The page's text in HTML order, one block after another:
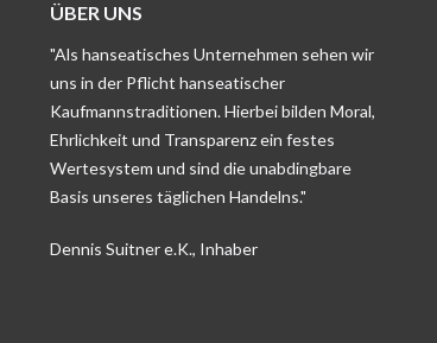
ÜBER UNS
"Als hanseatisches Unternehmen sehen wir
uns in der Pflicht hanseatischer
Kaufmannstraditionen. Hierbei bilden Moral,
Ehrlichkeit und Transparenz ein festes
Wertesystem und sind die unabdingbare
Basis unseres täglichen Handelns."
Dennis Suitner e.K., Inhaber